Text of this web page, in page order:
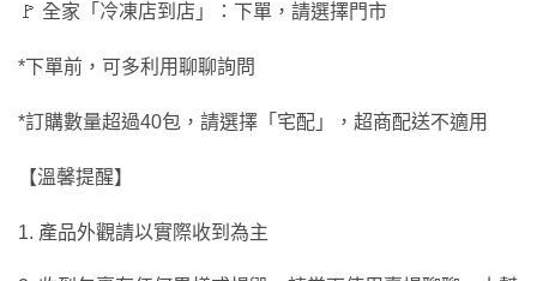
🚩 全家「冷凍店到店」：下單，請選擇門市
*下單前，可多利用聊聊詢問
*訂購數量超過40包，請選擇「宅配」，超商配送不適用
【溫馨提醒】
1. 產品外觀請以實際收到為主